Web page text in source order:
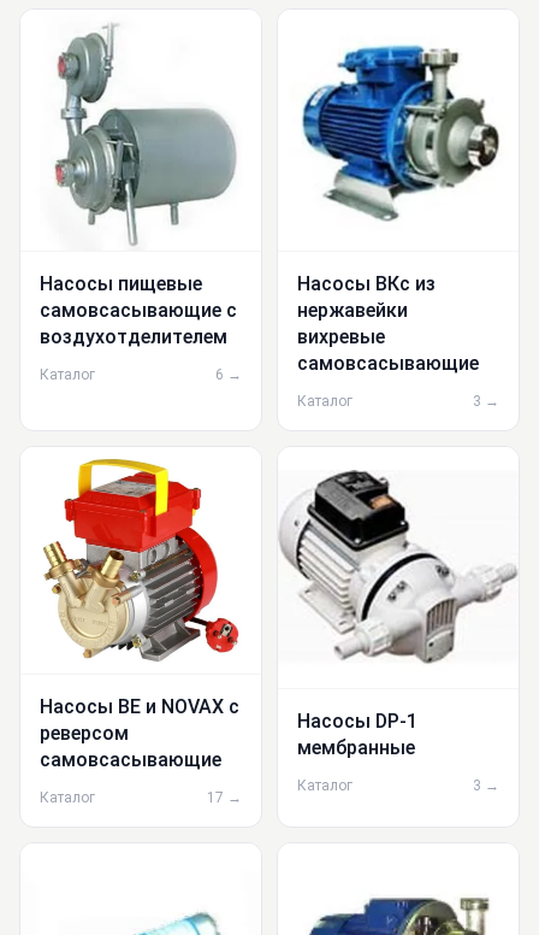
Насосы пищевые
самовсасывающие с
воздухотделителем
Каталог 6 →
Насосы ВКс из
нержавейки
вихревые
самовсасывающие
Каталог 3 →
Насосы BE и NOVAX с
реверсом
самовсасывающие
Каталог 17 →
Насосы DP-1
мембранные
Каталог 3 →